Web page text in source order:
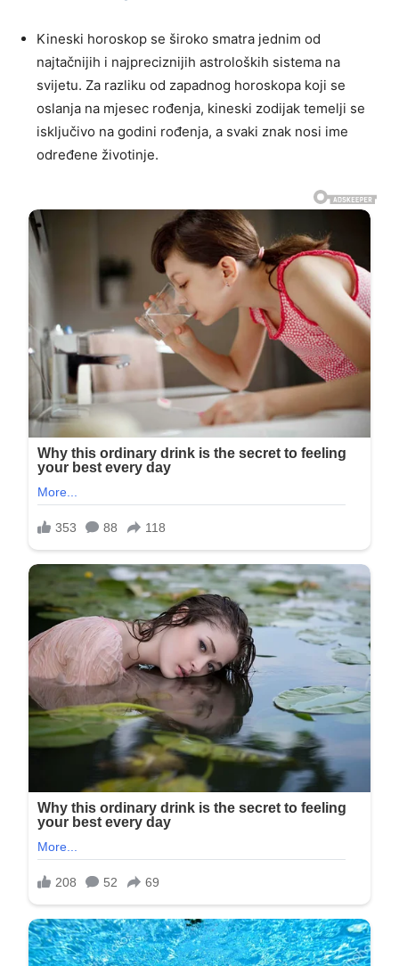
Kineski horoskop se široko smatra jednim od
najtačnijih i najpreciznijih astroloških sistema na
svijetu. Za razliku od zapadnog horoskopa koji se
oslanja na mjesec rođenja, kineski zodijak temelji se
isključivo na godini rođenja, a svaki znak nosi ime
određene životinje.